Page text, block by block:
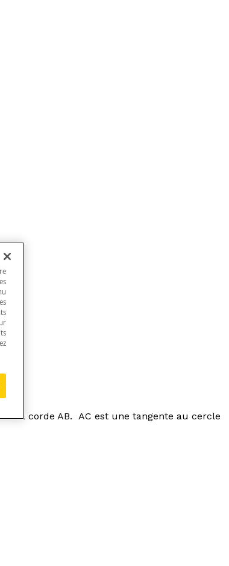
la corde AB. AC est une tangente au cercle